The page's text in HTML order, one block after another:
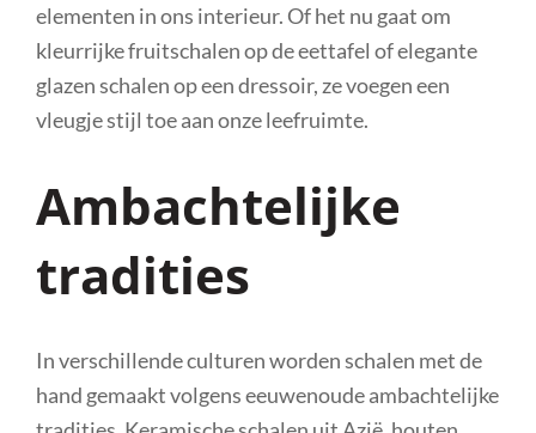
elementen in ons interieur. Of het nu gaat om
kleurrijke fruitschalen op de eettafel of elegante
glazen schalen op een dressoir, ze voegen een
vleugje stijl toe aan onze leefruimte.
Ambachtelijke
tradities
In verschillende culturen worden schalen met de
hand gemaakt volgens eeuwenoude ambachtelijke